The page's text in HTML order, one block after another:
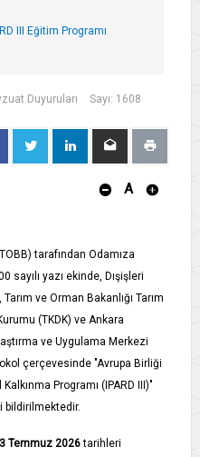
III Eğitim Programı
Duyuruları
Sayı: 1608
A
tarafından Odamıza
yazı ekinde, Dışişleri
ve Orman Bakanlığı Tarım
(TKDK) ve Ankara
ve Uygulama Merkezi
çerçevesinde "Avrupa Birliği
Programı (IPARD III)"
bildirilmektedir.
Temmuz 2026tarihleri